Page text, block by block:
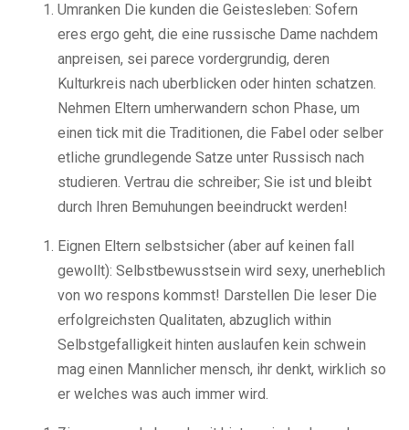
Umranken Die kunden die Geistesleben: Sofern
eres ergo geht, die eine russische Dame nachdem
anpreisen, sei parece vordergrundig, deren
Kulturkreis nach uberblicken oder hinten schatzen.
Nehmen Eltern umherwandern schon Phase, um
einen tick mit die Traditionen, die Fabel oder selber
etliche grundlegende Satze unter Russisch nach
studieren. Vertrau die schreiber; Sie ist und bleibt
durch Ihren Bemuhungen beeindruckt werden!
Eignen Eltern selbstsicher (aber auf keinen fall
gewollt): Selbstbewusstsein wird sexy, unerheblich
von wo respons kommst! Darstellen Die leser Die
erfolgreichsten Qualitaten, abzuglich within
Selbstgefalligkeit hinten auslaufen kein schwein
mag einen Mannlicher mensch, ihr denkt, wirklich so
er welches was auch immer wird.